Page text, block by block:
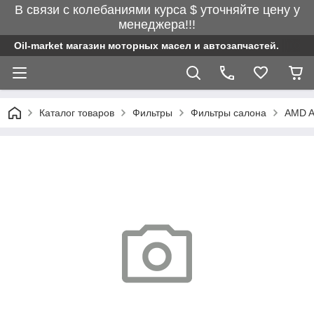
В связи с колебаниями курса $ уточняйте цену у
менеджера!!!
Oil-market магазин моторных масел и автозапчастей.
Каталог товаров Фильтры Фильтры салона AMD